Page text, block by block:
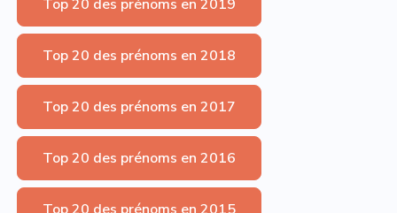
Top 20 des prénoms en 2019
Top 20 des prénoms en 2018
Top 20 des prénoms en 2017
Top 20 des prénoms en 2016
Top 20 des prénoms en 2015